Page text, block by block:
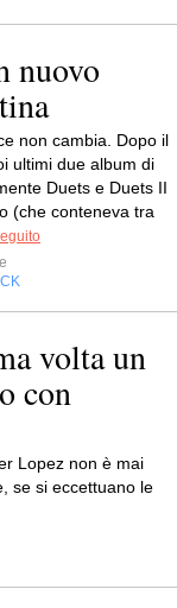
nuovo
non cambia. Dopo il
ultimi due album di
Duets e Duets II
(che conteneva tra
volta un
con
Lopez non è mai
se si eccettuano le